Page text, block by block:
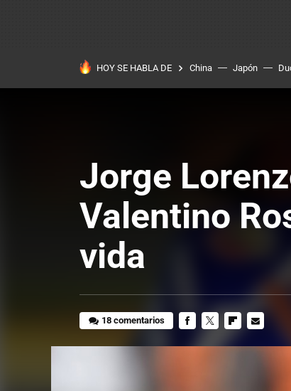
HOY SE HABLA DE China Japón
Jorge
Valentino
vida
18 comentarios